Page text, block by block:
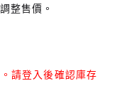
整售價。
請登入後確認庫存